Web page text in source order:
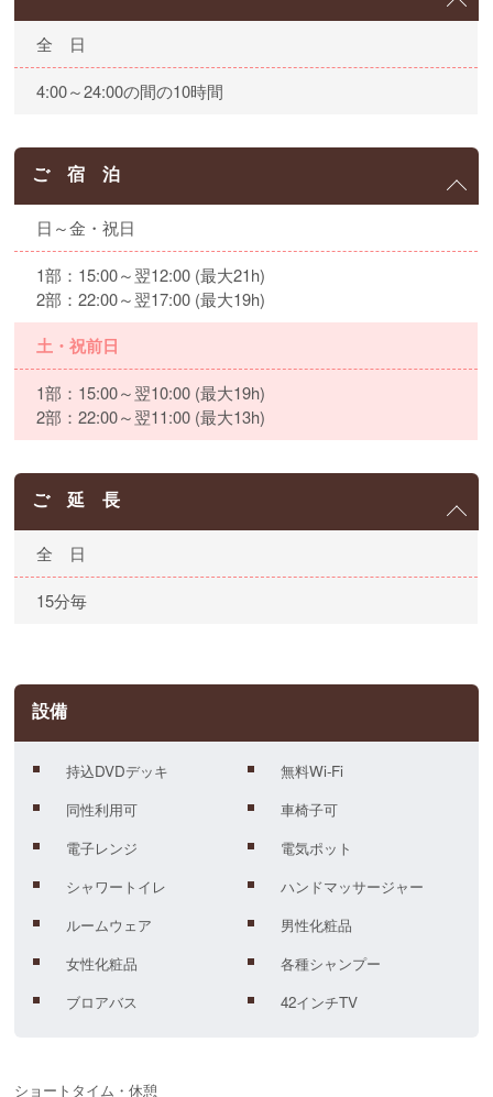
全 日
4:00～24:00の間の10時間
ご 宿 泊
日～金・祝日
1部：15:00～翌12:00 (最大21h)
2部：22:00～翌17:00 (最大19h)
土・祝前日
1部：15:00～翌10:00 (最大19h)
2部：22:00～翌11:00 (最大13h)
ご 延 長
全 日
15分毎
設備
持込DVDデッキ
無料Wi-Fi
同性利用可
車椅子可
電子レンジ
電気ポット
シャワートイレ
ハンドマッサージャー
ルームウェア
男性化粧品
女性化粧品
各種シャンプー
ブロアバス
42インチTV
ショートタイム・休憩